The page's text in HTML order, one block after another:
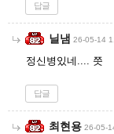
답글
닐냄 26-05-14
정신병있네.... 쯧
답글
최현용 26-05-